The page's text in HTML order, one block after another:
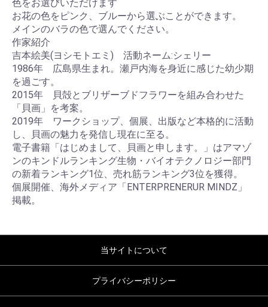
色をお選びいただけます
お花の色をピンク、ブルーから選ぶことができます。
メインのバラの色で選んでください。
作家紹介
吉本絵美(ヨシモトエミ) 活動ネーム:シェリー
1986年 広島県生まれ。瀬戸内海を身近に感じた幼少期
を過ごす。
2015年 貝殻とブリザーブドフラワーを組み合わせた
「貝画」を考案。
2019年 ワークショップ、個展、出版など本格的に活動
し、貝画の魅力を発信し現在に至る。
電子書籍「はじめまして、貝画と申します。」はアマゾ
ンのキンドルランキング生物・バイオテクノロジー部門
の新着ランキング1位、売れ筋ランキング3位を獲得。
個展開催、海外メディア「ENTERPRENERUR MINDZ」
掲載。
当サイトについて
プライバシーポリシー